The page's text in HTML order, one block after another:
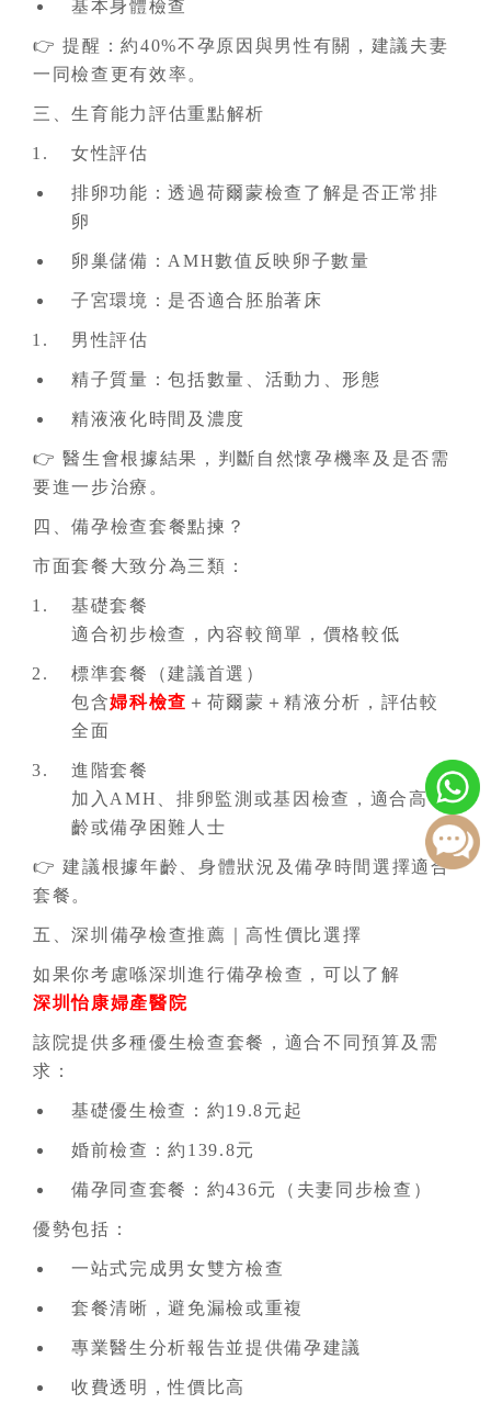
基本身體檢查
👉 提醒：約40%不孕原因與男性有關，建議夫妻
一同檢查更有效率。
三、生育能力評估重點解析
女性評估
排卵功能：透過荷爾蒙檢查了解是否正常排
卵
卵巢儲備：AMH數值反映卵子數量
子宮環境：是否適合胚胎著床
男性評估
精子質量：包括數量、活動力、形態
精液液化時間及濃度
👉 醫生會根據結果，判斷自然懷孕機率及是否需
要進一步治療。
四、備孕檢查套餐點揀？
市面套餐大致分為三類：
基礎套餐
適合初步檢查，內容較簡單，價格較低
標準套餐（建議首選）
包含婦科檢查 ＋荷爾蒙＋精液分析，評估較
全面
進階套餐
加入AMH、排卵監測或基因檢查，適合高
齡或備孕困難人士
👉 建議根據年齡、身體狀況及備孕時間選擇適合
套餐。
五、深圳備孕檢查推薦｜高性價比選擇
如果你考慮喺深圳進行備孕檢查，可以了解
深圳怡康婦產醫院
該院提供多種優生檢查套餐，適合不同預算及需
求：
基礎優生檢查：約19.8元起
婚前檢查：約139.8元
備孕同查套餐：約436元（夫妻同步檢查）
優勢包括：
一站式完成男女雙方檢查
套餐清晰，避免漏檢或重複
專業醫生分析報告並提供備孕建議
收費透明，性價比高